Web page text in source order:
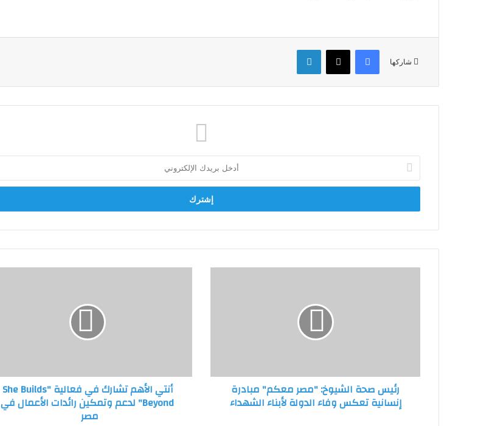
شاركها
فيسبوك ‫X لينكدإن
بريدك
الإلكتروني
وفاء
رئيس صحة الشيوخ: "مصر معكم" مبادرة
إنسانية تعكس وفاء الدولة لأبناء الشهداء
لدعم
وتمكين
رائدات
أنتي الأهم تشارك في فعالية "She Builds
Beyond" لدعم وتمكين رائدات الأعمال في
مصر